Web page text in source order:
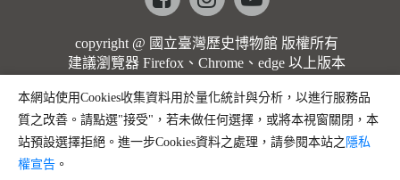
copyright @ 國立臺灣歷史博物館 版權所有
建議瀏覽器 Firefox、Chrome、edge 以上版本
本網站使用Cookies收集資料用於量化統計與分析，以進行服務品
質之改善。請點選"接受"，若未做任何選擇，或將本視窗關閉，本
站預設選擇拒絕。進一步Cookies資料之處理，請參閱本站之 隱私
權宣告 。